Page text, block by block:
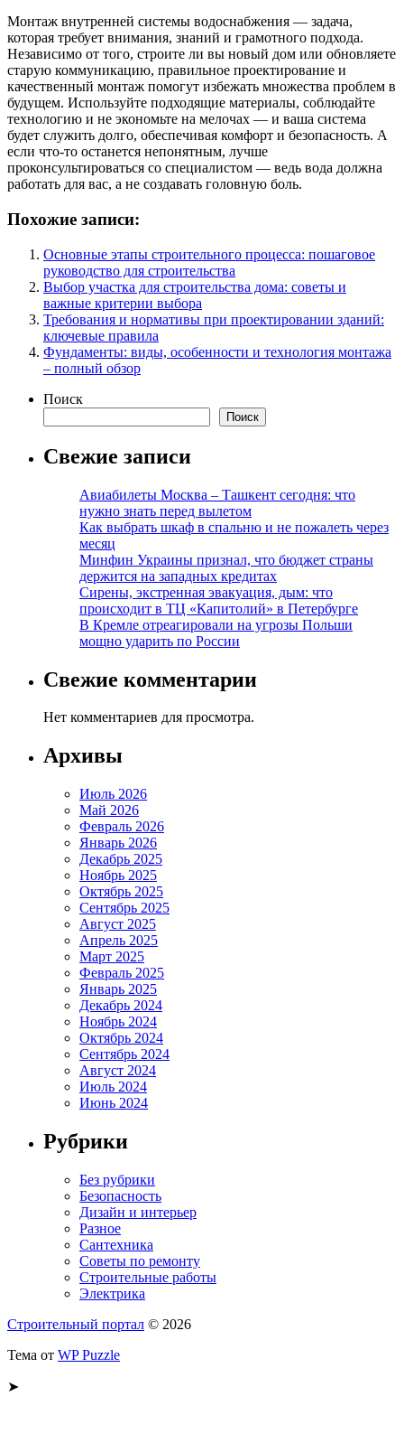
Монтаж внутренней системы водоснабжения — задача,
которая требует внимания, знаний и грамотного подхода.
Независимо от того, строите ли вы новый дом или обновляете
старую коммуникацию, правильное проектирование и
качественный монтаж помогут избежать множества проблем в
будущем. Используйте подходящие материалы, соблюдайте
технологию и не экономьте на мелочах — и ваша система
будет служить долго, обеспечивая комфорт и безопасность. А
если что-то останется непонятным, лучше
проконсультироваться со специалистом — ведь вода должна
работать для вас, а не создавать головную боль.
Похожие записи:
Основные этапы строительного процесса: пошаговое
руководство для строительства
Выбор участка для строительства дома: советы и
важные критерии выбора
Требования и нормативы при проектировании зданий:
ключевые правила
Фундаменты: виды, особенности и технология монтажа
– полный обзор
Поиск
Поиск
Свежие записи
Авиабилеты Москва – Ташкент сегодня: что
нужно знать перед вылетом
Как выбрать шкаф в спальню и не пожалеть через
месяц
Минфин Украины признал, что бюджет страны
держится на западных кредитах
Сирены, экстренная эвакуация, дым: что
происходит в ТЦ «Капитолий» в Петербурге
В Кремле отреагировали на угрозы Польши
мощно ударить по России
Свежие комментарии
Нет комментариев для просмотра.
Архивы
Июль 2026
Май 2026
Февраль 2026
Январь 2026
Декабрь 2025
Ноябрь 2025
Октябрь 2025
Сентябрь 2025
Август 2025
Апрель 2025
Март 2025
Февраль 2025
Январь 2025
Декабрь 2024
Ноябрь 2024
Октябрь 2024
Сентябрь 2024
Август 2024
Июль 2024
Июнь 2024
Рубрики
Без рубрики
Безопасность
Дизайн и интерьер
Разное
Сантехника
Советы по ремонту
Строительные работы
Электрика
Строительный портал © 2026
Тема от WP Puzzle
➤